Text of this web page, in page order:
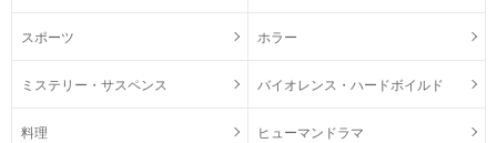
スポーツ ホラー
ミステリー・サスペンス バイオレンス・ハードボイルド
料理 ヒューマンドラマ